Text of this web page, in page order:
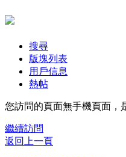
搜尋
版塊列表
用戶信息
熱帖
您訪問的頁面無手機頁面，
繼續訪問
返回上一頁